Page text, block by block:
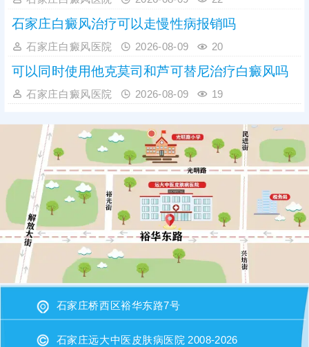
石家庄白癜风治疗可以走慢性病报销吗
石家庄白癜风医院 2026-08-09 20
可以同时使用他克莫司和芦可替尼治疗白癜风吗
石家庄白癜风医院 2026-08-09 19
石家庄桥西区裕华东路7号
石家庄远大中医皮肤病医院 2008-2026